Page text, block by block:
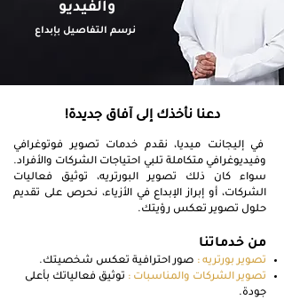
والفيديو
نرسم التفاصيل بإبداع
دعنا نأخذك إلى آفاق جديدة!
في إليجانت ميديا، نقدم خدمات تصوير فوتوغرافي
وفيديوغرافي متكاملة تلبي احتياجات الشركات والأفراد.
سواء كان ذلك تصوير البورتريه، توثيق فعاليات
الشركات، أو إبراز الإبداع في الأزياء، نحرص على تقديم
حلول تصوير تعكس رؤيتك.
من خدماتنا
تصوير بورتريه : صور احترافية تعكس شخصيتك.
تصوير الشركات والمناسبات : توثيق فعالياتك بأعلى
جودة.